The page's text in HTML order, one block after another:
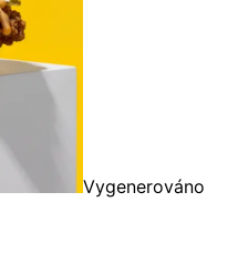
Vygenerováno